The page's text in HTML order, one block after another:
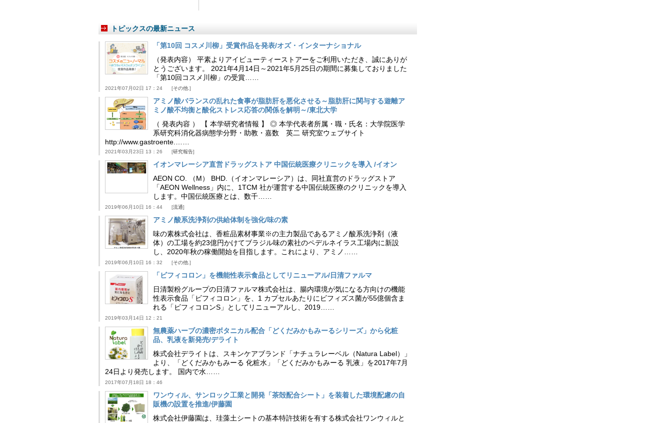
トピックスの最新ニュース
「第10回 コスメ川柳」受賞作品を発表/オズ・インターナショナル
（発表内容） 平素よりアイビューティーストアーをご利用いただき、誠にありが
とうございます。 2021年4月14日～2021年5月25日の期間に募集しておりました
「第10回コスメ川柳」の受賞……
2021年07月02日 17：24 その他.
アミノ酸バランスの乱れた食事が脂肪肝を悪化させる～脂肪肝に関与する遊離ア
ミノ酸不均衡と酸化ストレス応答の関係を解明～/東北大学
（ 発表内容 ） 【 本学研究者情報 】 ◎ 本学代表者所属・職・氏名：大学院医学
系研究科消化器病態学分野・助教・嘉数 英二 研究室ウェブサイト
http://www.gastroente.……
2021年03月23日 13：26 研究報告
イオンマレーシア直営ドラッグストア 中国伝統医療クリニックを導入 /イオン
AEON CO. （M） BHD.（イオンマレーシア）は、同社直営のドラッグストア
「AEON Wellness」内に、1TCM 社が運営する中国伝統医療のクリニックを導入
します。中国伝統医療とは、数千……
2019年06月10日 16：44 流通
アミノ酸系洗浄剤の供給体制を強化/味の素
味の素株式会社は、香粧品素材事業※の主力製品であるアミノ酸系洗浄剤（液
体）の工場を約23億円かけてブラジル味の素社のペデルネイラス工場内に新設
し、2020年秋の稼働開始を目指します。これにより、アミノ……
2019年06月10日 16：32 その他.
「ビフィコロン」を機能性表示食品としてリニューアル/日清ファルマ
日清製粉グループの日清ファルマ株式会社は、腸内環境が気になる方向けの機能
性表示食品「ビフィコロン」を、1 カプセルあたりにビフィズス菌が55億個含ま
れる「ビフィコロンS」としてリニューアルし、2019……
2019年03月14日 12：21
無農薬ハーブの濃密ボタニカル配合「どくだみかもみーるシリーズ」から化粧
品、乳液を新発売/デライト
株式会社デライトは、スキンケアブランド「ナチュラレーベル（Natura Label）」
より、「どくだみかもみーる 化粧水」「どくだみかもみーる 乳液」を2017年7月
24日より発売します。 国内で水……
2017年07月18日 18：46
ワンウィル、サンロック工業と開発「茶殻配合シート」を装着した環境配慮の自
販機の設置を推進/伊藤園
株式会社伊藤園は、珪藻土シートの基本特許技術を有する株式会社ワンウィルと